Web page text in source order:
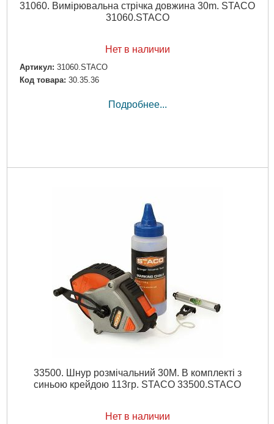
31060. Вимірювальна стрічка довжина 30m. STACO
31060.STACO
Нет в наличии
Артикул: 31060.STACO
Код товара: 30.35.36
Подробнее...
33500. Шнур розмічальний 30M. В комплекті з
синьою крейдою 113гр. STACO 33500.STACO
Нет в наличии